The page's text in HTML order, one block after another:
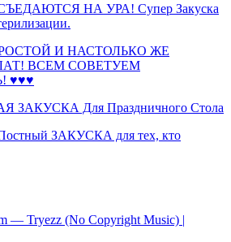
НА УРА! Супер Закуска
И НАСТОЛЬКО ЖЕ
ВСЕМ СОВЕТУЕМ
♥♥♥
Для Праздничного Стола
ЗАКУСКА для тех, кто
— Tryezz (No Copyright Music) |